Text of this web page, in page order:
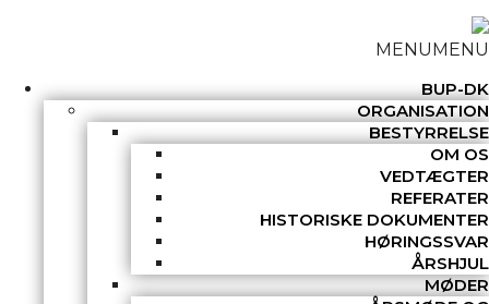
MENUMENU
BUP-DK
ORGANISATION
BESTYRRELSE
OM OS
VEDTÆGTER
REFERATER
HISTORISKE DOKUMENTER
HØRINGSSVAR
ÅRSHJUL
MØDER